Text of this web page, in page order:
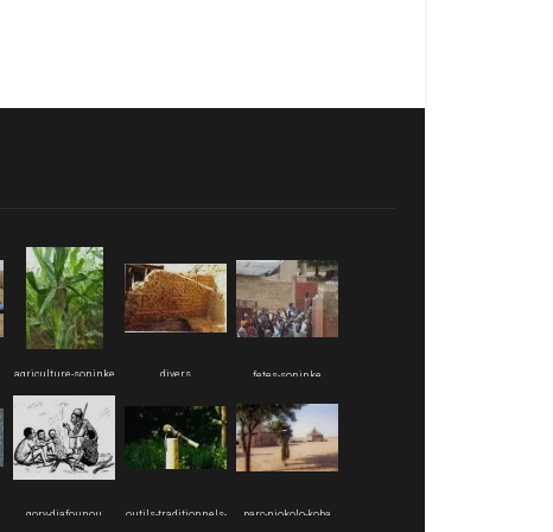
agriculture-soninke divers fetes-soninke
gory-diafounou outils-traditionnels- parc-niokolo-koba